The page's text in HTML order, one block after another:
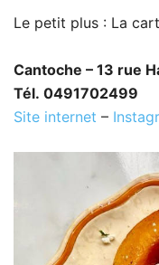
Le petit plus : La
Cantoche – 13 rue
Tél. 0491702499
Site internet –